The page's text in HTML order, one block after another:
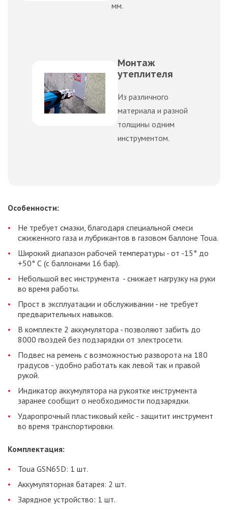
мм.
Монтаж
утеплителя
Из различного
материала и разной
толщины одним
инструментом.
Особенности:
Не требует смазки, благодаря специальной смеси
сжиженного газа и лубрикантов в газовом баллоне Toua.
Широкий диапазон рабочей температуры - от -15° до
+50° С (с баллонами 16 бар).
Небольшой вес инструмента - снижает нагрузку на руки
во время работы.
Прост в эксплуатации и обслуживании - не требует
предварительных навыков.
В комплекте 2 аккумулятора - позволяют забить до
8000 гвоздей без подзарядки от электросети.
Подвес на ремень с возможностью разворота на 180
градусов - удобно работать как левой так и правой
рукой.
Индикатор аккумулятора на рукоятке инструмента
заранее сообщит о необходимости подзарядки.
Ударопрочный пластиковый кейс - защитит инструмент
во время транспортировки.
Комплектация:
Toua GSN65D: 1 шт.
Аккумуляторная батарея: 2 шт.
Зарядное устройство: 1 шт.